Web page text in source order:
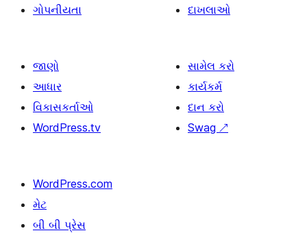
ગોપનીયતા
દાખલાઓ
જાણો
આધાર
વિકાસકર્તાઓ
WordPress.tv
સામેલ કરો
કાર્યકર્મ
દાન કરો
Swag ↗
WordPress.com
મેટ
બી બી પ્રેસ